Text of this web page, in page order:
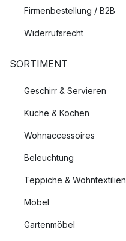
Firmenbestellung / B2B
Widerrufsrecht
SORTIMENT
Geschirr & Servieren
Küche & Kochen
Wohnaccessoires
Beleuchtung
Teppiche & Wohntextilien
Möbel
Gartenmöbel